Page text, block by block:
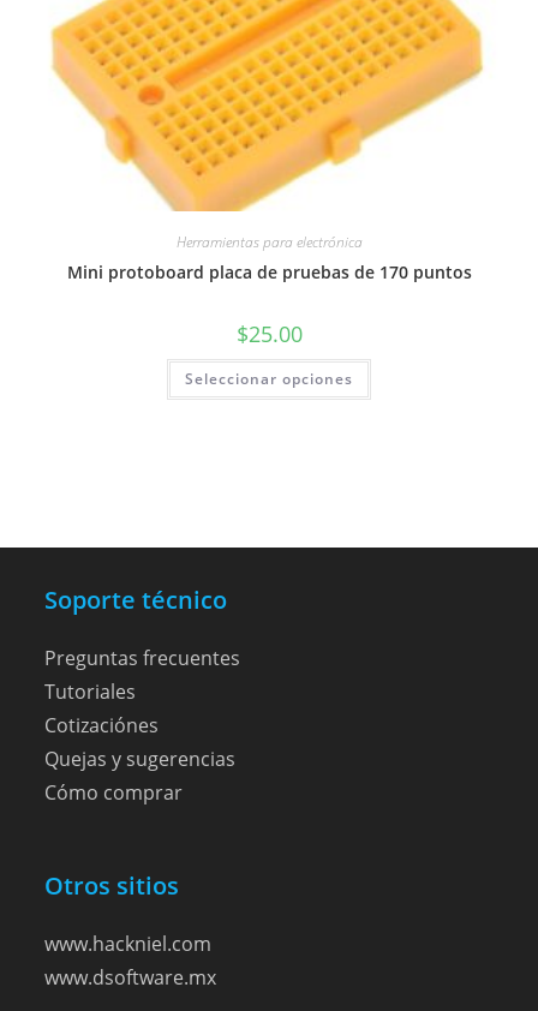
Herramientas para electrónica
Mini protoboard placa de pruebas de 170 puntos
$25.00
Seleccionar opciones
Este
tiene
la
Soporte técnico
Preguntas frecuentes
Tutoriales
Cotizaciónes
Quejas y sugerencias
Cómo comprar
Otros sitios
www.hackniel.com
www.dsoftware.mx